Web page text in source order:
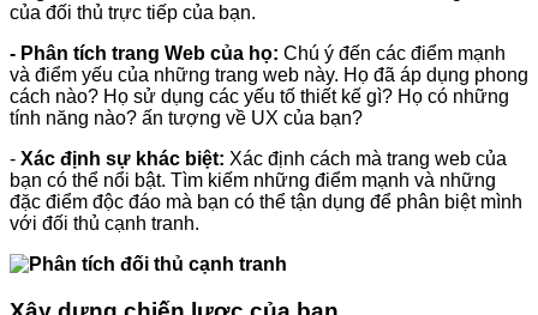
của đối thủ trực tiếp của bạn.
- Phân tích trang Web của họ: Chú ý đến các điểm mạnh
và điểm yếu của những trang web này. Họ đã áp dụng phong
cách nào? Họ sử dụng các yếu tố thiết kế gì? Họ có những
tính năng nào? ấn tượng về UX của bạn?
- Xác định sự khác biệt: Xác định cách mà trang web của
bạn có thể nổi bật. Tìm kiếm những điểm mạnh và những
đặc điểm độc đáo mà bạn có thể tận dụng để phân biệt mình
với đối thủ cạnh tranh.